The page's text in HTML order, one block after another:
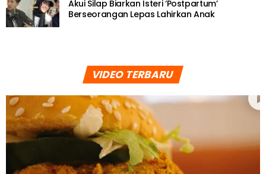
Akui Silap Biarkan Isteri ‘Postpartum’
Berseorangan Lepas Lahirkan Anak
VIDEO TERBARU